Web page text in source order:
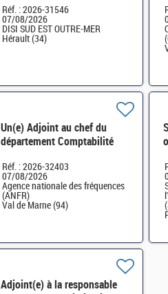
Réf. : 2026-31546
07/08/2026
DISI SUD EST OUTRE-MER
Hérault (34)
Un(e) Adjoint au chef du
département Comptabilité
Réf. : 2026-32403
07/08/2026
Agence nationale des fréquences
(ANFR)
Val de Marne (94)
Adjoint(e) à la responsable